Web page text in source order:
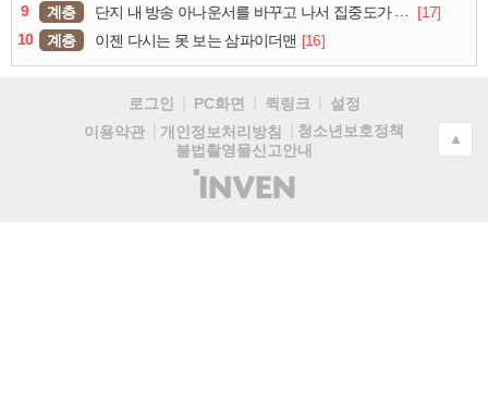
9
계층 단지 내 방송 아나운서를 바꾸고 나서 집중도가 확 올라갔다는 한 아파트의 안내방송
[17]
10
계층 이젠 다시는 못 보는 삼파이더맨 [16]
로그인 PC화면 퀵링크
설정
이용약관
개인정보처리방침
청소년보호정책
불법촬영물신고안내
(주)
인
▲